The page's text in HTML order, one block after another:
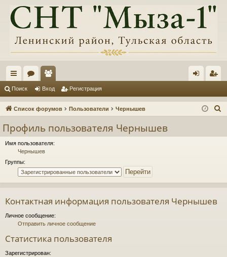
с
ы
и
ум
ол
ьз д ис
Поиск Вход Регистрация
Список форумов Пользователи Чернышев
Профиль пользователя Чернышев
Имя пользователя:
Чернышев
Группы:
Контактная информация пользователя Чернышев
Личное сообщение:
Отправить личное сообщение
Статистика пользователя
Зарегистрирован: